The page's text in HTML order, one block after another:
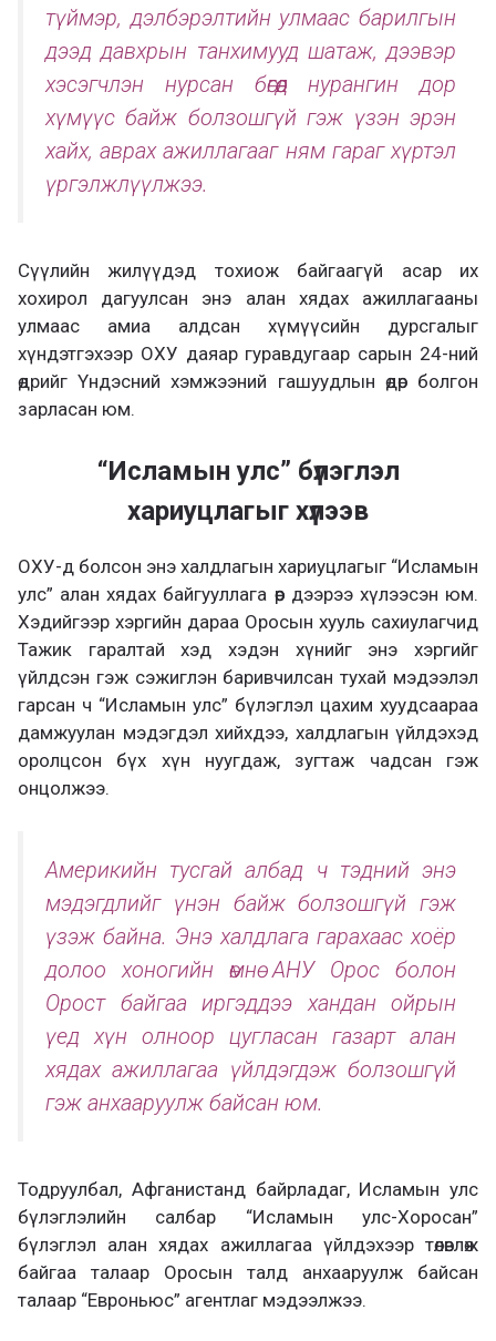
түймэр, дэлбэрэлтийн улмаас барилгын
дээд давхрын танхимууд шатаж, дээвэр
хэсэгчлэн нурсан бөгөөд нурангин дор
хүмүүс байж болзошгүй гэж үзэн эрэн
хайх, аврах ажиллагааг ням гараг хүртэл
үргэлжлүүлжээ.
Сүүлийн жилүүдэд тохиож байгаагүй асар их
хохирол дагуулсан энэ алан хядах ажиллагааны
улмаас амиа алдсан хүмүүсийн дурсгалыг
хүндэтгэхээр ОХУ даяар гуравдугаар сарын 24-ний
өдрийг Үндэсний хэмжээний гашуудлын өдөр болгон
зарласан юм.
“Исламын улс” бүлэглэл
хариуцлагыг хүлээв
ОХУ-д болсон энэ халдлагын хариуцлагыг “Исламын
улс” алан хядах байгууллага өөр дээрээ хүлээсэн юм.
Хэдийгээр хэргийн дараа Оросын хууль сахиулагчид
Тажик гаралтай хэд хэдэн хүнийг энэ хэргийг
үйлдсэн гэж сэжиглэн баривчилсан тухай мэдээлэл
гарсан ч “Исламын улс” бүлэглэл цахим хуудсаараа
дамжуулан мэдэгдэл хийхдээ, халдлагын үйлдэхэд
оролцсон бүх хүн нуугдаж, зугтаж чадсан гэж
онцолжээ.
Америкийн тусгай албад ч тэдний энэ
мэдэгдлийг үнэн байж болзошгүй гэж
үзэж байна. Энэ халдлага гарахаас хоёр
долоо хоногийн өмнө АНУ Орос болон
Орост байгаа иргэддээ хандан ойрын
үед хүн олноор цугласан газарт алан
хядах ажиллагаа үйлдэгдэж болзошгүй
гэж анхааруулж байсан юм.
Тодруулбал, Афганистанд байрладаг, Исламын улс
бүлэглэлийн салбар “Исламын улс-Хоросан”
бүлэглэл алан хядах ажиллагаа үйлдэхээр төлөвлөж
байгаа талаар Оросын талд анхааруулж байсан
талаар “Евроньюс” агентлаг мэдээлжээ.